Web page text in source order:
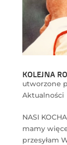
KOLEJNA
utworzone
Aktualności
NASI
mamy
przesyłam